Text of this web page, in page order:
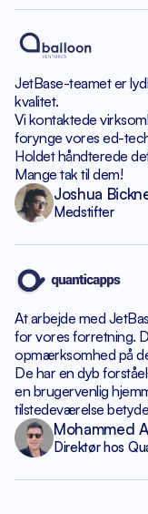
JetBase-teamet er
kvalitet.
Vi kontaktede
forynge vores ed-
Holdet håndterede
Mange tak til dem!
Joshua
Medstifter
At arbejde med
for vores forretning.
opmærksomhed på
De har en dyb
en brugervenlig
tilstedeværelse
Mohammed
Direktør hos